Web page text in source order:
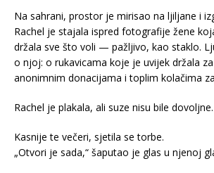
Na sahrani, prostor je mirisao na ljiljane i
Rachel je stajala ispred fotografije žene
držala sve što voli — pažljivo, kao staklo.
o njoj: o rukavicama koje je uvijek držala
anonimnim donacijama i toplim kolačima
Rachel je plakala, ali suze nisu bile dovoljne.
Kasnije te večeri, sjetila se torbe.
„Otvori je sada,“ šaputao je glas u njenoj